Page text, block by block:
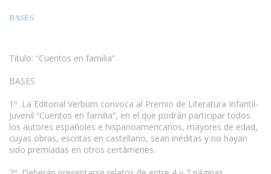
BASES
Título: “Cuentos en familia”
BASES
1º La Editorial Verbum convoca al Premio de Literatura Infantil-
Juvenil “Cuentos en familia”, en el que podrán participar todos
los autores españoles e hispanoamericanos, mayores de edad,
cuyas obras, escritas en castellano, sean inéditas y no hayan
sido premiadas en otros certámenes.